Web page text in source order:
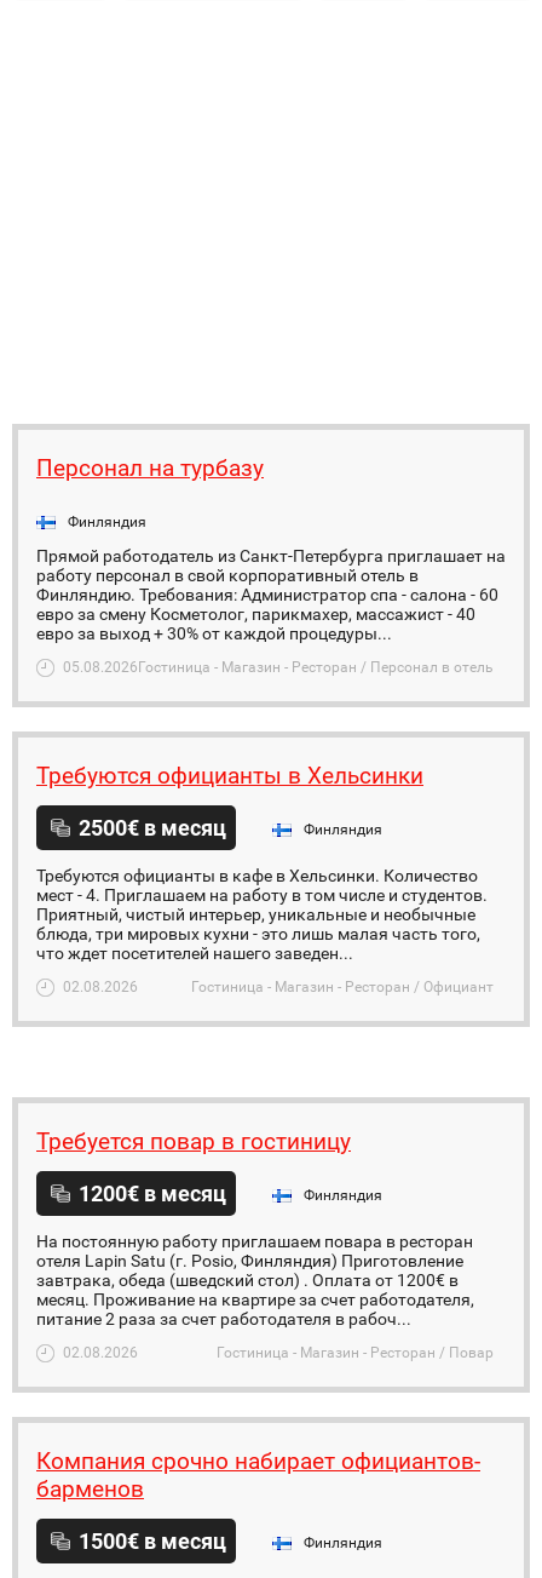
Персонал на турбазу
Финляндия
Прямой работодатель из Санкт-Петербурга приглашает на
работу персонал в свой корпоративный отель в
Финляндию. Требования: Администратор спа - салона - 60
евро за смену Косметолог, парикмахер, массажист - 40
евро за выход + 30% от каждой процедуры...
05.08.2026 Гостиница - Магазин - Ресторан / Персонал в отель
Требуются официанты в Хельсинки
2500€ в месяц Финляндия
Требуются официанты в кафе в Хельсинки. Количество
мест - 4. Приглашаем на работу в том числе и студентов.
Приятный, чистый интерьер, уникальные и необычные
блюда, три мировых кухни - это лишь малая часть того,
что ждет посетителей нашего заведен...
02.08.2026 Гостиница - Магазин - Ресторан / Официант
Требуется повар в гостиницу
1200€ в месяц Финляндия
На постоянную работу приглашаем повара в ресторан
отеля Lapin Satu (г. Posio, Финляндия) Приготовление
завтрака, обеда (шведский стол) . Оплата от 1200€ в
месяц. Проживание на квартире за счет работодателя,
питание 2 раза за счет работодателя в рабоч...
02.08.2026 Гостиница - Магазин - Ресторан / Повар
Компания срочно набирает официантов-
барменов
1500€ в месяц Финляндия